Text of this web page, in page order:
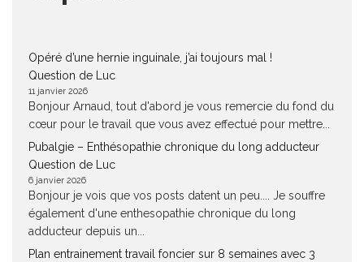
Opéré d’une hernie inguinale, j’ai toujours mal !
Question de Luc
11 janvier 2026
Bonjour Arnaud, tout d'abord je vous remercie du fond du
cœur pour le travail que vous avez effectué pour mettre...
Pubalgie – Enthésopathie chronique du long adducteur
Question de Luc
6 janvier 2026
Bonjour je vois que vos posts datent un peu.... Je souffre
également d'une enthesopathie chronique du long
adducteur depuis un...
Plan entrainement travail foncier sur 8 semaines avec 3